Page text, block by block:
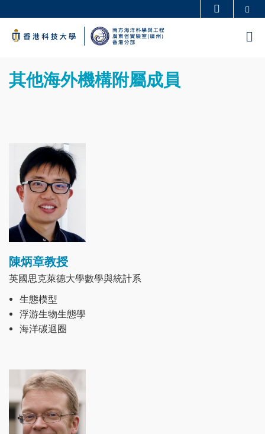
main
科大新聞
校園地圖及指南
教授簡錄
Text
其他海外機構附屬成員
Image
陳炳章教授
英國思克萊德大學數學與統計系
生態模型
浮游生物生態學
海洋碳迴圈
Image